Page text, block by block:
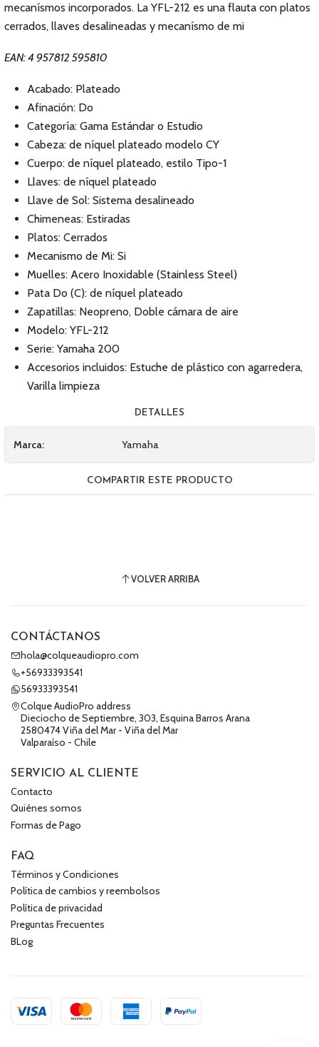
mecanísmos incorporados. La YFL-212 es una flauta con platos
cerrados, llaves desalineadas y mecanísmo de mi
EAN: 4 957812 595810
Acabado: Plateado
Afinación: Do
Categoría: Gama Estándar o Estudio
Cabeza: de níquel plateado modelo CY
Cuerpo: de níquel plateado, estilo Tipo-1
Llaves: de níquel plateado
Llave de Sol: Sistema desalineado
Chimeneas: Estiradas
Platos: Cerrados
Mecanismo de Mi: Si
Muelles: Acero Inoxidable (Stainless Steel)
Pata Do (C): de níquel plateado
Zapatillas: Neopreno, Doble cámara de aire
Modelo: YFL-212
Serie: Yamaha 200
Accesorios incluidos: Estuche de plástico con agarredera,
Varilla limpieza
DETALLES
Marca: Yamaha
COMPARTIR ESTE PRODUCTO
VOLVER ARRIBA
CONTÁCTANOS
hola@colqueaudiopro.com
+56933393541
56933393541
Colque AudioPro address
Dieciocho de Septiembre, 303, Esquina Barros Arana
2580474 Viña del Mar - Viña del Mar
Valparaíso - Chile
SERVICIO AL CLIENTE
Contacto
Quiénes somos
Formas de Pago
FAQ
Términos y Condiciones
Política de cambios y reembolsos
Política de privacidad
Preguntas Frecuentes
BLog